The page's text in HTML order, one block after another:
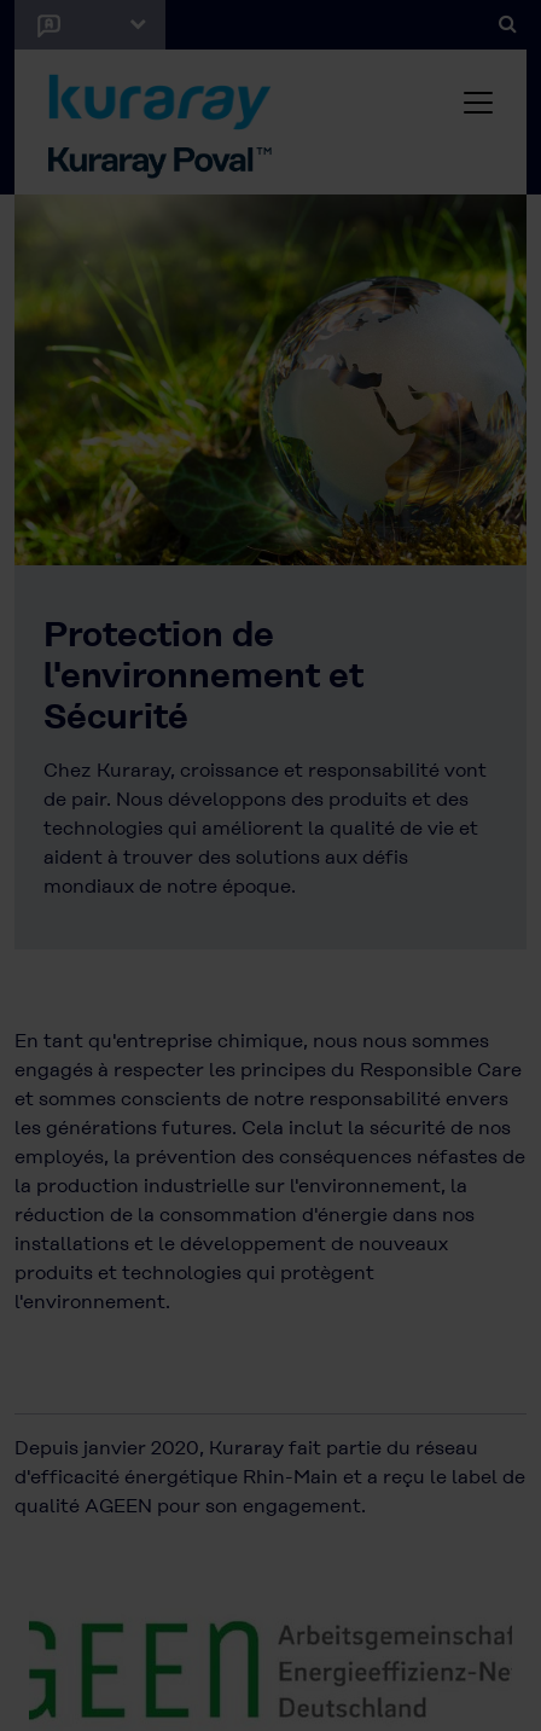
Protection de
l'environnement et
Sécurité
Chez Kuraray, croissance et responsabilité vont
de pair. Nous développons des produits et des
technologies qui améliorent la qualité de vie et
aident à trouver des solutions aux défis
mondiaux de notre époque.
En tant qu'entreprise chimique, nous nous sommes
engagés à respecter les principes du Responsible Care
et sommes conscients de notre responsabilité envers
les générations futures. Cela inclut la sécurité de nos
employés, la prévention des conséquences néfastes de
la production industrielle sur l'environnement, la
réduction de la consommation d'énergie dans nos
installations et le développement de nouveaux
produits et technologies qui protègent
l'environnement.
Depuis janvier 2020, Kuraray fait partie du réseau
d'efficacité énergétique Rhin-Main et a reçu le label de
qualité AGEEN pour son engagement.